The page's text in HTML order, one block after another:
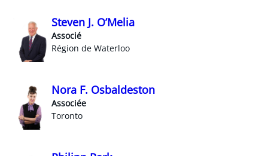
Steven J. O’Melia
Associé
Région de Waterloo
Nora F. Osbaldeston
Associée
Toronto